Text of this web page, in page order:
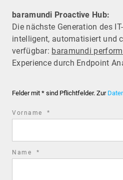
baramundi Proactive Hub:
Die nächste Generation des
intelligent, automatisiert und
verfügbar: baramundi
Experience durch Endpoint
Felder mit * sind Pflichtfelder. Zur
Vorname *
Name *